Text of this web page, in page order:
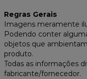
Regras Gerais
Imagens meramente
Podendo conter
objetos que
produto.
Todas as informações
fabricante/fornecedor.